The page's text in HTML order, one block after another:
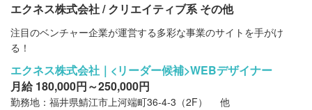
エクネス株式会社 / クリエイティブ系 その他
注目のベンチャー企業が運営する多彩な事業のサイトを手がけ
る！
エクネス株式会社｜<リーダー候補>WEBデザイナー
月給 180,000円～250,000円
勤務地：福井県鯖江市上河端町36-4-3（2F） 他